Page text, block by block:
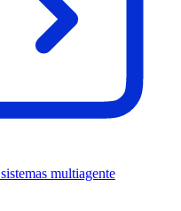
multiagente